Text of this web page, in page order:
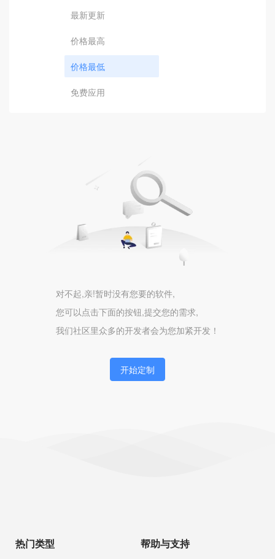
最新更新
价格最高
价格最低
免费应用
对不起,亲!暂时没有您要的软件,
您可以点击下面的按钮,提交您的需求,
我们社区里众多的开发者会为您加紧开发！
开始定制
热门类型 帮助与支持